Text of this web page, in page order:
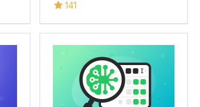
141